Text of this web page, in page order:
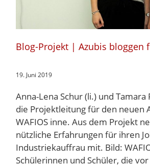
Blog-Projekt | Azubis bloggen
19. Juni 2019
Anna-Lena Schur (li.) und
die Projektleitung für den neuen
WAFIOS inne. Aus dem Projekt
nützliche Erfahrungen für ihren
Industriekauffrau mit. Bild:
Schülerinnen und Schüler, die